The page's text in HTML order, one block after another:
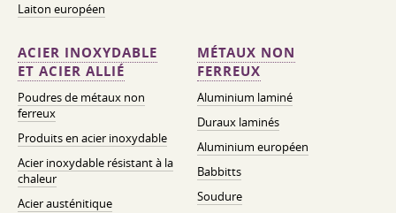
Laiton européen
ACIER INOXYDABLE
ET ACIER ALLIÉ
Poudres de métaux non
ferreux
Produits en acier inoxydable
Acier inoxydable résistant à la
chaleur
Acier austénitique
MÉTAUX NON
FERREUX
Aluminium laminé
Duraux laminés
Aluminium européen
Babbitts
Soudure